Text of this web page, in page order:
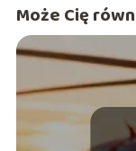
Może Cię